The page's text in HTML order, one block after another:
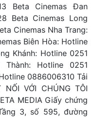
Beta Cinemas Đan
Beta Cinemas Long
Cinemas Nha Trang:
Biên Hòa: Hotline
Khánh: Hotline 0251
Hotline 0251
0886006310 Tải
VỚI CHÚNG TÔI
MEDIA Giấy chứng
3, số 595, đường